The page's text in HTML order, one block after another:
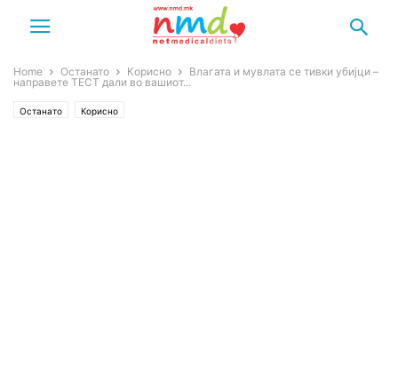
Home Останато Корисно
Влагата и мувлата се тивки yбијци –
направете ТЕСТ дали во вашиот...
Останато Корисно